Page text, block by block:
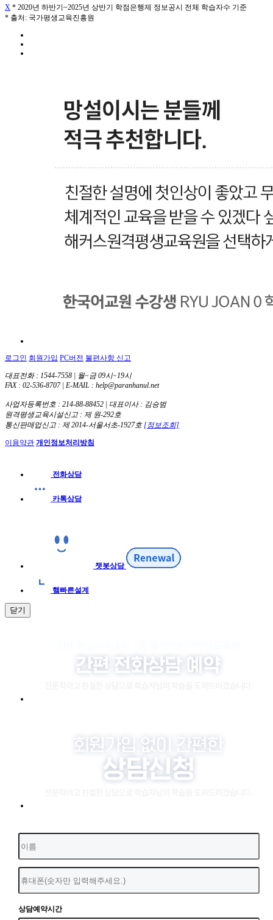
X * 2020년 하반기~2025년 상반기 학점은행제 정보공시 전체 학습자수 기준
* 출처: 국가평생교육진흥원
로그인 회원가입 PC버전 불편사항 신고
대표전화 : 1544-7558 | 월~금 09시~19시
FAX : 02-536-8707 | E-MAIL : help@paranhanul.net
사업자등록번호 : 214-88-88452 | 대표이사 : 김승범
원격평생교육시설신고 : 제 원-292호
통신판매업신고 : 제 2014-서울서초-1927호 [정보조회]
이용약관 개인정보처리방침
전화상담
카톡상담
챗봇상담
햌빠른설계
닫기
상담예약시간